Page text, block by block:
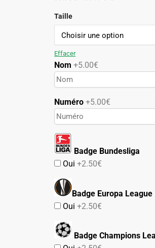
initial
était :
actuel
est :
Taille
Effacer
Nom +5.00€
Numéro+5.00€
Badge Bundesliga
Oui+2.50€
Badge Europa League
Oui+2.50€
Badge Champions